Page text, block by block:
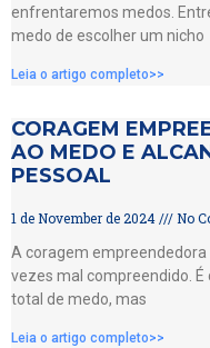
enfrentaremos medos.
medo de escolher um nicho
Leia o artigo completo>>
CORAGEM
AO MEDO E
PESSOAL
1 de November de 2024
No
A coragem
vezes mal compreendido.
total de medo, mas
Leia o artigo completo>>